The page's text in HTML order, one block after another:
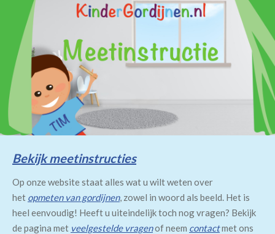
Bekijk meetinstructies
Op onze website staat alles wat u wilt weten over
het opmeten van gordijnen, zowel in woord als beeld. Het is
heel eenvoudig! Heeft u uiteindelijk toch nog vragen? Bekijk
de pagina met veelgestelde vragenof neem contactmet ons